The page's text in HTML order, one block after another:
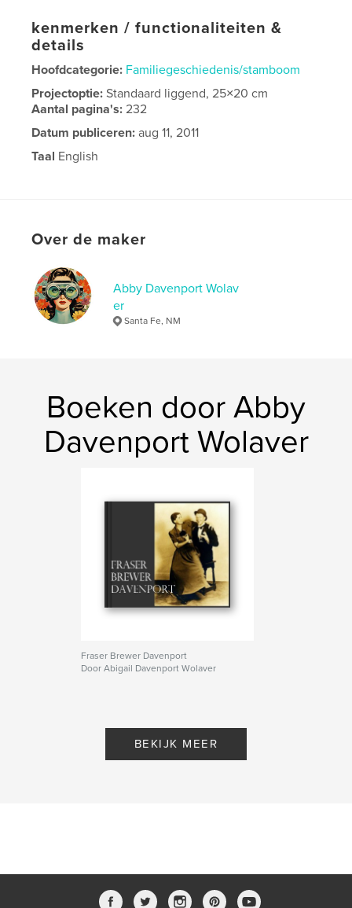
kenmerken / functionaliteiten &
details
Hoofdcategorie: Familiegeschiedenis/stamboom
Projectoptie:Standaard liggend, 25×20 cm
Aantal pagina's:232
Datum publiceren: aug 11, 2011
Taal English
Over de maker
Abby Davenport Wolav
er
Santa Fe, NM
Boeken door Abby
Davenport Wolaver
Fraser Brewer Davenport
Door Abigail Davenport Wolaver
BEKIJK MEER